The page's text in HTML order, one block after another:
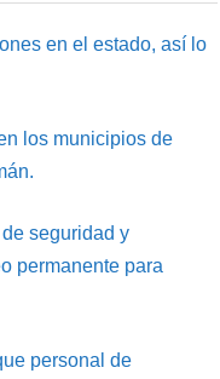
en el estado, así lo
los municipios de
seguridad y
permanente para
personal de